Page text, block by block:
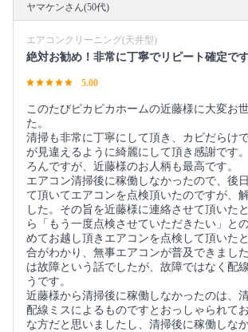
ヤマケンさん(50代)
エアコンクリーニング(天井型)
絶対お勧め！非常に丁寧でリピート確定で
5.00
このたびピカピカホームの近藤様に大変お
た。
清掃も非常に丁寧にして頂き、カビだらけ
が見違えるように綺麗にして頂き感謝です
ろんですが、近藤様のお人柄も最高です。
エアコン清掃後に稼働しなかったので、後
て頂いてエアコンを点検頂いたのですが、
した。その旨を近藤様に連絡させて頂いた
ら「もう一度点検させていただきたい」と
めてお越し頂きエアコンを点検して頂いた
合がわかり、無事エアコンが普及できまし
は故障という話でしたが、故障ではなく配
うです。
近藤様から清掃後に稼働しなかったのは、
配線ミスによるものですとおっしゃられて
な方だと思いましたし、清掃後に稼働しな